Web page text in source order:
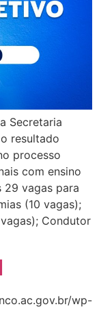
Secretaria
resultado
processo
com ensino
29 vagas para
(10 vagas);
Condutor
wp-